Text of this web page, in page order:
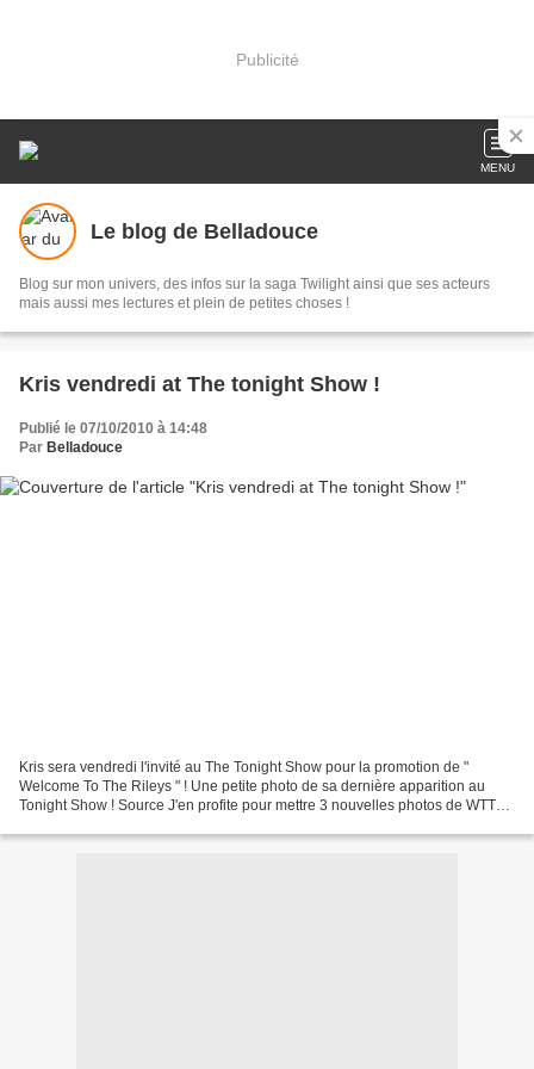
Publicité
MENU
Le blog de Belladouce
Blog sur mon univers, des infos sur la saga Twilight ainsi que ses acteurs
mais aussi mes lectures et plein de petites choses !
Kris vendredi at The tonight Show !
Publié le 07/10/2010 à 14:48
Par Belladouce
Kris sera vendredi l'invité au The Tonight Show pour la promotion de "
Welcome To The Rileys " ! Une petite photo de sa dernière apparition au
Tonight Show ! Source J'en profite pour mettre 3 nouvelles photos de WTTR !